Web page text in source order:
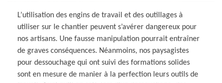
L’utilisation des engins de travail et des outillages à
utiliser sur le chantier peuvent s’avérer dangereux pour
nos artisans. Une fausse manipulation pourrait entraîner
de graves conséquences. Néanmoins, nos paysagistes
pour dessouchage qui ont suivi des formations solides
sont en mesure de manier à la perfection leurs outils de